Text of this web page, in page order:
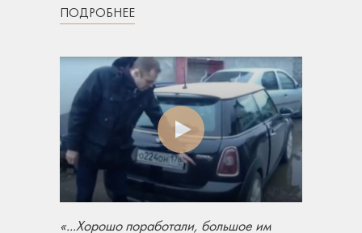
ПОДРОБНЕЕ
«...Хорошо поработали, большое им